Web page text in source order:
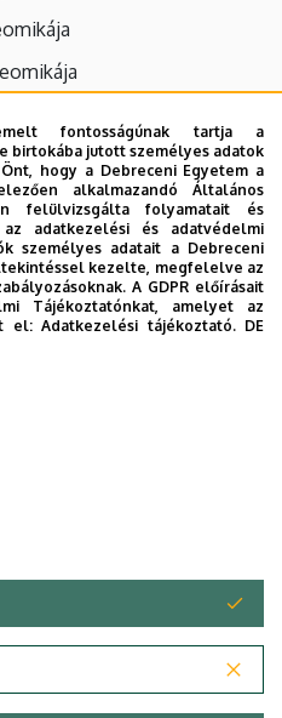
szövetek proteomikája
választható
ALL-C37-K1
19:47
fontosságúnak tartja a
birtokába jutott személyes adatok
hogy a Debreceni Egyetem a
alkalmazandó Általános
felülvizsgálta folyamatait és
adatkezelési és adatvédelmi
személyes adatait a Debreceni
kezelte, megfelelve az
A GDPR előírásait
Tájékoztatónkat, amelyet az
el:Adatkezelési tájékoztató. DE